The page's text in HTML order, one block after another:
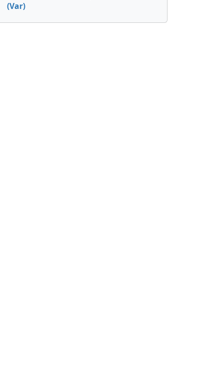
(Var)